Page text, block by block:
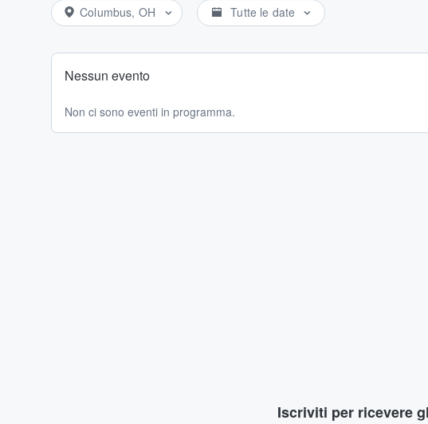
Columbus, OH Tutte le date
Nessun evento
Non ci sono eventi in programma.
Iscriviti per ricevere